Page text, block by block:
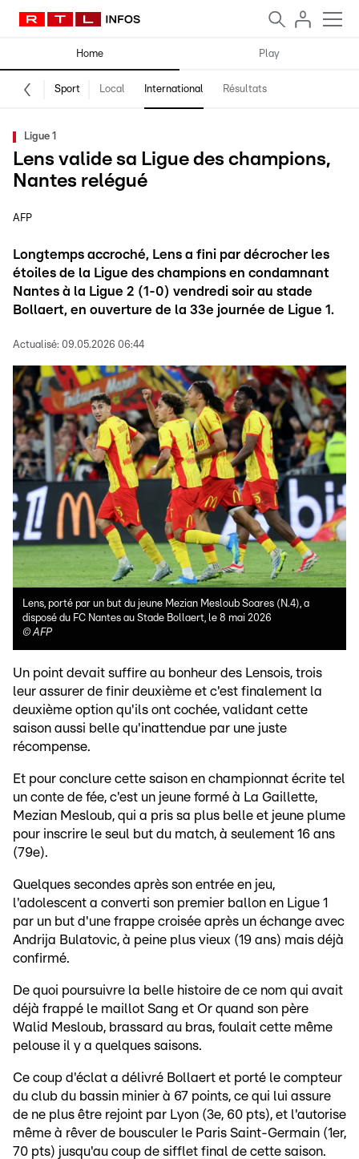
Home Play
Sport Local International Résultats
Ligue 1
Lens valide sa Ligue des champions,
Nantes relégué
AFP
Longtemps accroché, Lens a fini par décrocher les
étoiles de la Ligue des champions en condamnant
Nantes à la Ligue 2 (1-0) vendredi soir au stade
Bollaert, en ouverture de la 33e journée de Ligue 1.
Actualisé: 09.05.2026 06:44
Lens, porté par un but du jeune Mezian Mesloub Soares (N.4), a
disposé du FC Nantes au Stade Bollaert, le 8 mai 2026
©AFP
Un point devait suffire au bonheur des Lensois, trois
leur assurer de finir deuxième et c'est finalement la
deuxième option qu'ils ont cochée, validant cette
saison aussi belle qu'inattendue par une juste
récompense.
Et pour conclure cette saison en championnat écrite tel
un conte de fée, c'est un jeune formé à La Gaillette,
Mezian Mesloub, qui a pris sa plus belle et jeune plume
pour inscrire le seul but du match, à seulement 16 ans
(79e).
Quelques secondes après son entrée en jeu,
l'adolescent a converti son premier ballon en Ligue 1
par un but d'une frappe croisée après un échange avec
Andrija Bulatovic, à peine plus vieux (19 ans) mais déjà
confirmé.
De quoi poursuivre la belle histoire de ce nom qui avait
déjà frappé le maillot Sang et Or quand son père
Walid Mesloub, brassard au bras, foulait cette même
pelouse il y a quelques saisons.
Ce coup d'éclat a délivré Bollaert et porté le compteur
du club du bassin minier à 67 points, ce qui lui assure
de ne plus être rejoint par Lyon (3e, 60 pts), et l'autorise
même à rêver de bousculer le Paris Saint-Germain (1er,
70 pts) jusqu'au coup de sifflet final de cette saison.